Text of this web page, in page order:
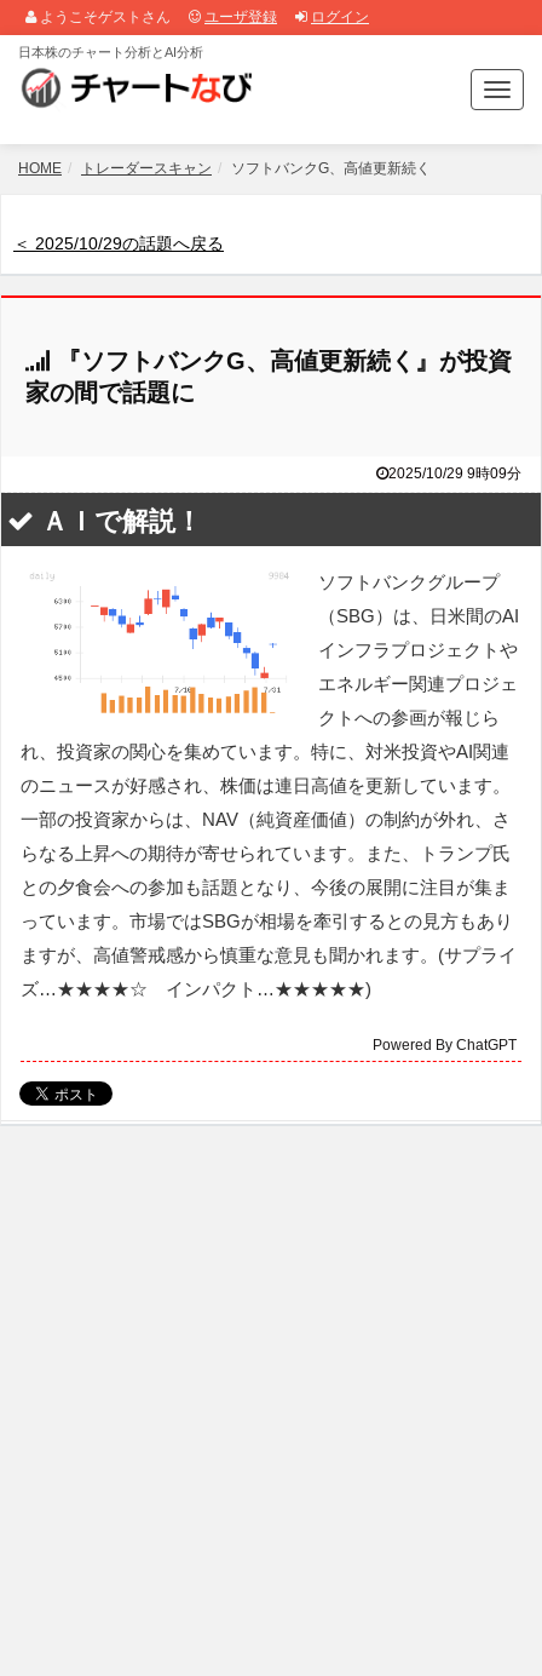
ようこそゲストさん ユーザ登録 ログイン
T
o
g
a
日本株のチャート分析とAI分析
HOME トレーダースキャン ソフトバンクG、高値更新続く
＜ 2025/10/29の話題へ戻る
『ソフトバンクG、高値更新続く』が投資
家の間で話題に
2025/10/29 9時09分
ＡＩで解説！
ソフトバンクグループ
（SBG）は、日米間のAI
インフラプロジェクトや
エネルギー関連プロジェ
クトへの参画が報じら
れ、投資家の関心を集めています。特に、対米投資やAI関連
のニュースが好感され、株価は連日高値を更新しています。
一部の投資家からは、NAV（純資産価値）の制約が外れ、さ
らなる上昇への期待が寄せられています。また、トランプ氏
との夕食会への参加も話題となり、今後の展開に注目が集ま
っています。市場ではSBGが相場を牽引するとの見方もあり
ますが、高値警戒感から慎重な意見も聞かれます。(サプライ
ズ…★★★★☆ インパクト…★★★★★)
Powered By ChatGPT